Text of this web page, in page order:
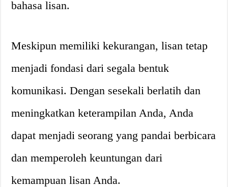
bahasa lisan.
Meskipun memiliki kekurangan, lisan tetap
menjadi fondasi dari segala bentuk
komunikasi. Dengan sesekali berlatih dan
meningkatkan keterampilan Anda, Anda
dapat menjadi seorang yang pandai berbicara
dan memperoleh keuntungan dari
kemampuan lisan Anda.